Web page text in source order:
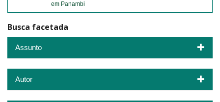
em Panambi
Busca facetada
Assunto
Autor